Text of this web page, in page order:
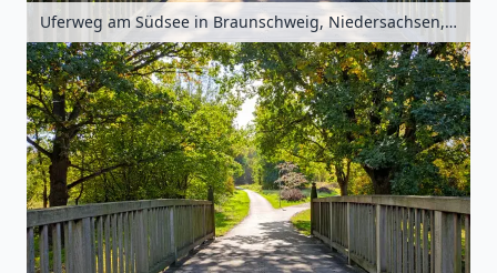
Uferweg am Südsee in Braunschweig, Niedersachsen, Deutschland